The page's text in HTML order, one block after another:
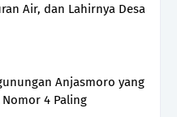
Air, dan Lahirnya Desa
Anjasmoro yang
Nomor 4 Paling